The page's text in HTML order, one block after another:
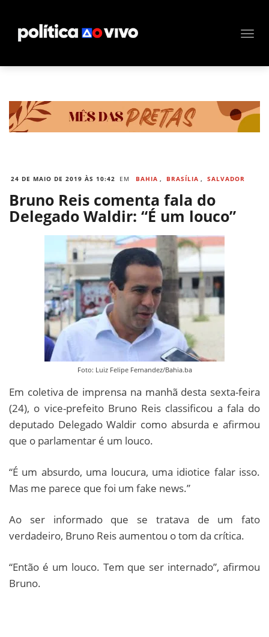
24 DE MAIO DE 2019 ÀS 10:42 EM BAHIA , BRASÍLIA , SALVADOR
Bruno Reis comenta fala do
Delegado Waldir: “É um louco”
Foto: Luiz Felipe Fernandez/Bahia.ba
Em coletiva de imprensa na manhã desta sexta-feira
(24), o vice-prefeito Bruno Reis classificou a fala do
deputado Delegado Waldir como absurda e afirmou
que o parlamentar é um louco.
“É um absurdo, uma loucura, uma idiotice falar isso.
Mas me parece que foi um fake news.”
Ao ser informado que se tratava de um fato
verdadeiro, Bruno Reis aumentou o tom da crítica.
“Então é um louco. Tem que ser internado”, afirmou
Bruno.